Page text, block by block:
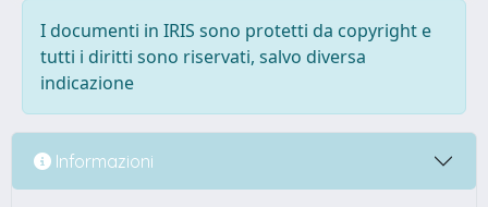
I documenti in IRIS sono protetti da copyright e
tutti i diritti sono riservati, salvo diversa
indicazione
Informazioni